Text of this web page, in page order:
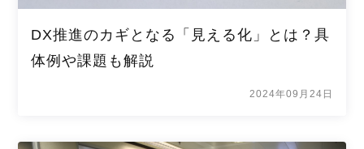
DX推進のカギとなる「見える化」とは？具
体例や課題も解説
2024年09月24日